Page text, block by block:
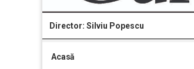
Director: Silviu Popescu
Acasă